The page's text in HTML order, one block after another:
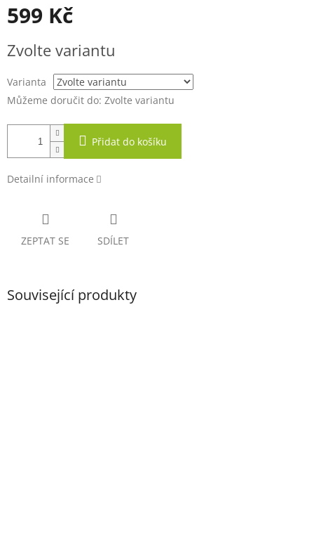
599 Kč
cena:
Zvolte variantu
Varianta
Můžeme doručit do: Zvolte variantu
Přidat do košíku
Detailní informace
ZEPTAT SE SDÍLET
Související produkty